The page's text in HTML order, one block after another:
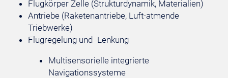
Flugkörper Zelle (Strukturdynamik, Materialien)
Antriebe (Raketenantriebe, Luft-atmende
Triebwerke)
Flugregelung und -Lenkung
Multisensorielle integrierte
Navigationssysteme